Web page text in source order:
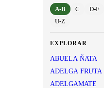
A-B C D-F
U-Z
EXPLORAR
ABUELA ÑATA
ADELGA FRUTA
ADELGAMATE